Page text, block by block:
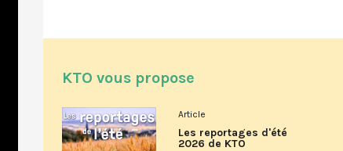
KTO vous propose
Article
Les reportages d'été
2026 de KTO